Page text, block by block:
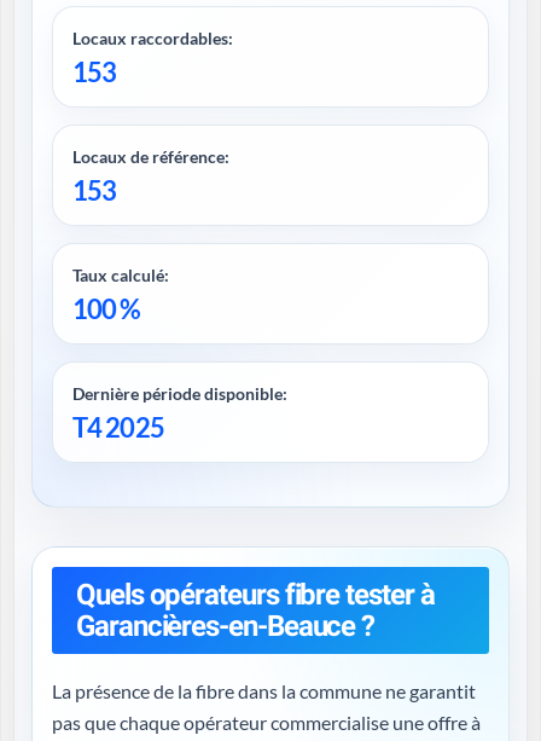
Locaux raccordables:
153
Locaux de référence:
153
Taux calculé:
100 %
Dernière période disponible:
T4 2025
Quels opérateurs fibre tester à
Garancières-en-Beauce ?
La présence de la fibre dans la commune ne garantit
pas que chaque opérateur commercialise une offre à